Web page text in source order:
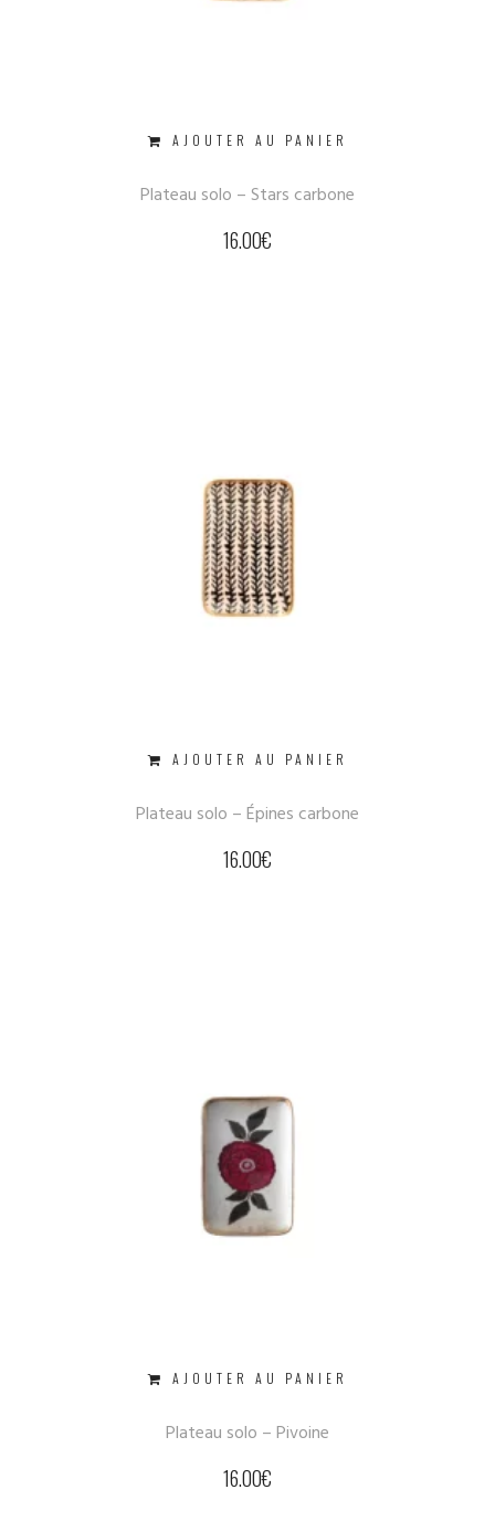
AJOUTER AU PANIER
Plateau solo – Stars carbone
16.00€
AJOUTER AU PANIER
Plateau solo – Épines carbone
16.00€
AJOUTER AU PANIER
Plateau solo – Pivoine
16.00€